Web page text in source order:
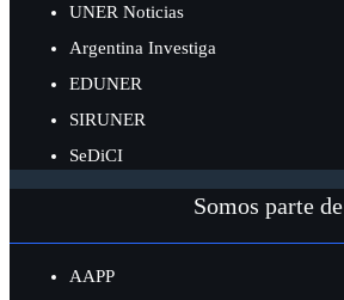
UNER Noticias
Argentina Investiga
EDUNER
SIRUNER
SeDiCI
Somos parte de
AAPP